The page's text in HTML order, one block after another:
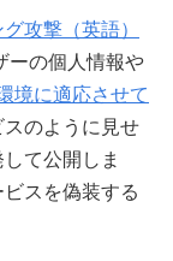
攻撃（英語）
ーの個人情報や
境に適応させて
のように見せ
て公開しま
スを偽装する